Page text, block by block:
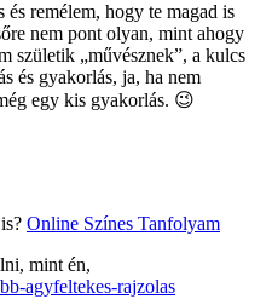
és remélem, hogy te magad is
nem pont olyan, mint ahogy
születik „művésznek”, a kulcs
és gyakorlás, ja, ha nem
egy kis gyakorlás. 😉
Online Színes Tanfolyam
mint én,
agyfeltekes-rajzolas